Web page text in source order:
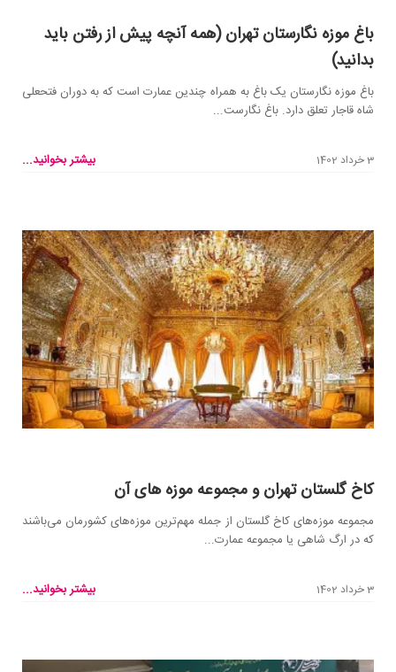
باغ موزه نگارستان تهران (همه آنچه پیش از رفتن باید
بدانید)
باغ موزه نگارستان یک باغ به همراه چندین عمارت است که به دوران فتحعلی
شاه قاجار تعلق دارد. باغ نگارست...
3 خرداد 1402 بیشتر بخوانید...
کاخ گلستان تهران و مجموعه موزه های آن
مجموعه موزه‌های کاخ گلستان از جمله مهم‌ترین موزه‌های کشورمان می‌باشند
که در ارگ شاهی یا مجموعه عمارت...
3 خرداد 1402 بیشتر بخوانید...